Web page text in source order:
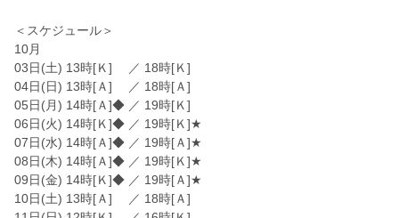
＜スケジュール＞
10月
03日(土) 13時[Ｋ] ／ 18時[Ｋ]
04日(日) 13時[Ａ] ／ 18時[Ａ]
05日(月) 14時[Ａ]◆ ／ 19時[Ｋ]
06日(火) 14時[Ｋ]◆ ／ 19時[Ｋ]★
07日(水) 14時[Ａ]◆ ／ 19時[Ａ]★
08日(木) 14時[Ａ]◆ ／ 19時[Ｋ]★
09日(金) 14時[Ｋ]◆ ／ 19時[Ａ]★
10日(土) 13時[Ａ] ／ 18時[Ａ]